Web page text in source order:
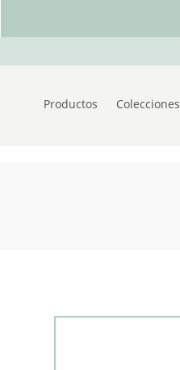
Productos Colecciones